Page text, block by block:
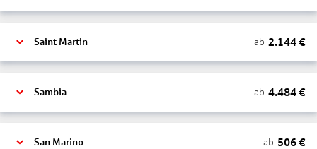
Saint Martin ab 2.144€
Sambia ab 4.484€
San Marino ab 506€